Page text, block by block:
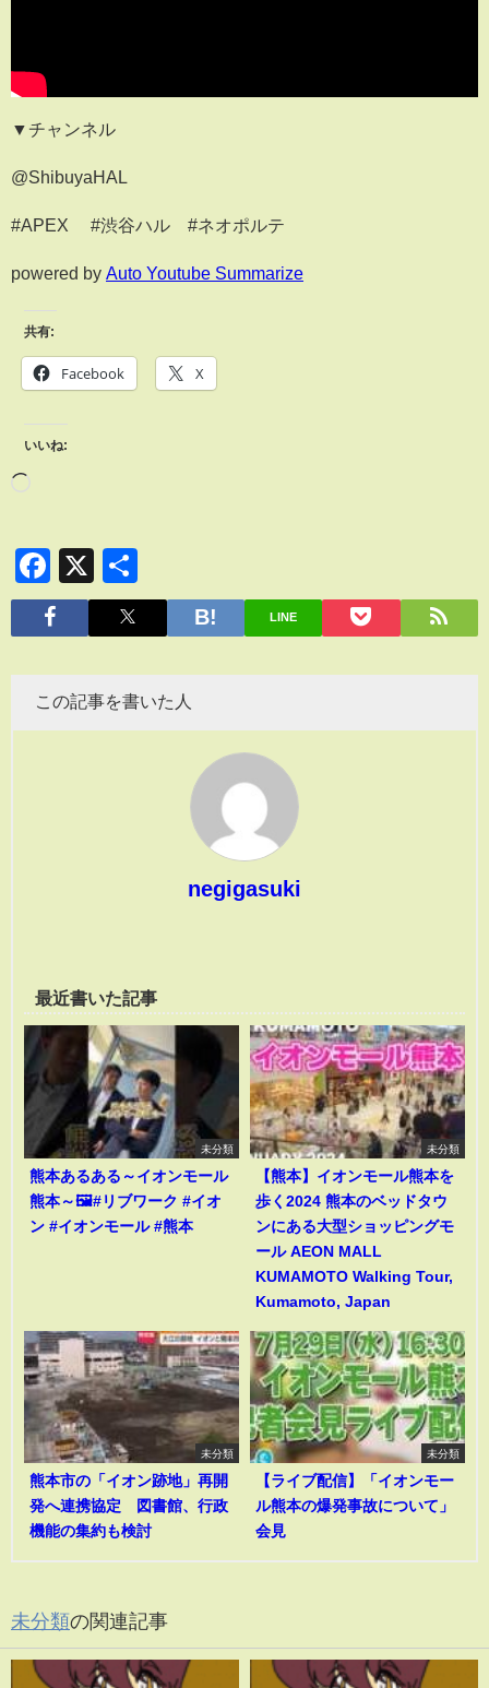
▼チャンネル
@ShibuyaHAL
#APEX #渋谷ハル #ネオポルテ
powered by Auto Youtube Summarize
共有:
Facebook X
いいね:
Facebook
X
有
LINE
この記事を書いた人
negigasuki
最近書いた記事
未分類
熊本あるある～イオンモール
熊本～🖼️#リブワーク #イオ
ン #イオンモール #熊本
未分類
【熊本】イオンモール熊本を
歩く2024 熊本のベッドタウ
ンにある大型ショッピングモ
ール AEON MALL
KUMAMOTO Walking Tour,
Kumamoto, Japan
未分類
熊本市の「イオン跡地」再開
発へ連携協定 図書館、行政
機能の集約も検討
未分類
【ライブ配信】「イオンモー
ル熊本の爆発事故について」
会見
未分類の関連記事